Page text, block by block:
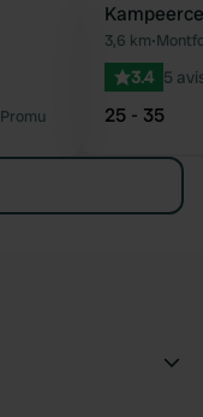
Préféré
Promu
3,6 km•
3.4 5
25 - 35